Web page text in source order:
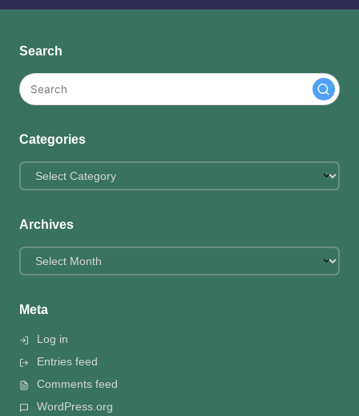
Search
Categories
Categories
Archives
Archives
Meta
Log in
Entries feed
Comments feed
WordPress.org